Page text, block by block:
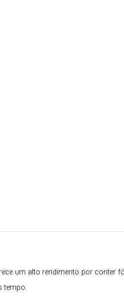
um alto rendimento por
tempo.